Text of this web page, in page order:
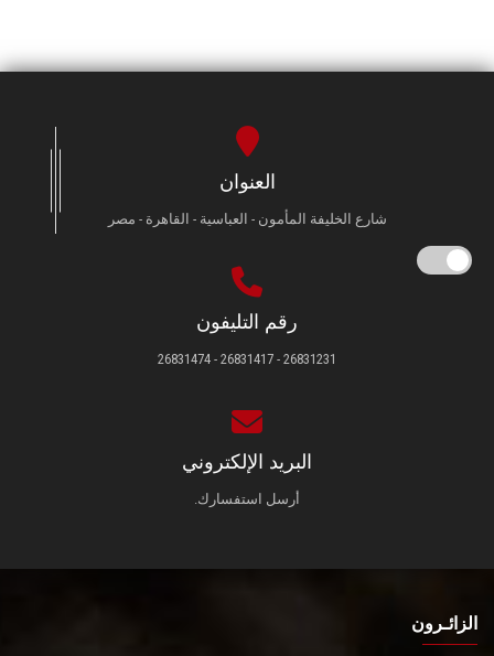
العنوان
شارع الخليفة المأمون - العباسية - القاهرة - مصر
رقم التليفون
26831231 - 26831417 - 26831474
البريد الإلكتروني
أرسل استفسارك.
الزائـرون